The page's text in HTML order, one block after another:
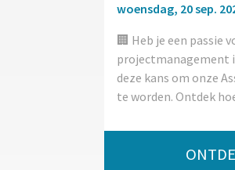
woensdag, 20 sep.
🏢 Heb je een passie
projectmanagement
deze kans om onze
te worden. Ontdek